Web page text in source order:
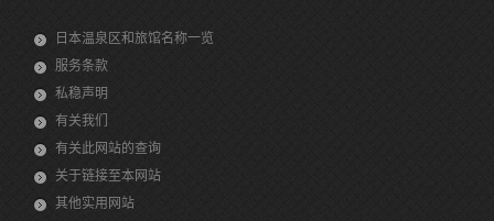
日本温泉区和旅馆名称一览
服务条款
私稳声明
有关我们
有关此网站的查询
关于链接至本网站
其他实用网站